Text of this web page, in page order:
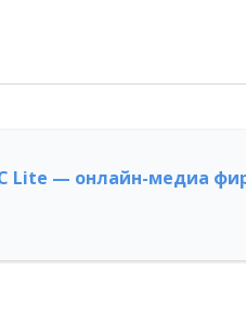
Lite — онлайн-медиа